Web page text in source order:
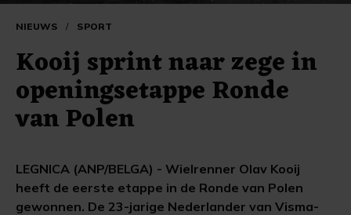
NIEUWS / SPORT
Kooij sprint naar zege in
openingsetappe Ronde
van Polen
LEGNICA (ANP/BELGA) - Wielrenner Olav Kooij
heeft de eerste etappe in de Ronde van Polen
gewonnen. De 23-jarige Nederlander van Visma-